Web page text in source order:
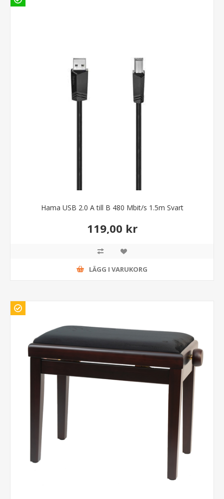
Hama USB 2.0 A till B 480 Mbit/s 1.5m Svart
119,00 kr
LÄGG I VARUKORG